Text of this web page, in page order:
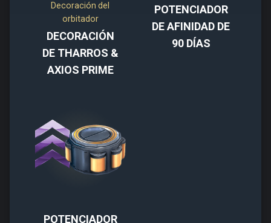
Decoración del
orbitador
DECORACIÓN
DE THARROS &
AXIOS PRIME
POTENCIADOR
DE AFINIDAD DE
90 DÍAS
POTENCIADOR